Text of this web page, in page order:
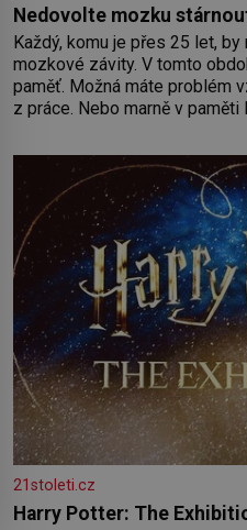
Nedovolte mozku
Každý, komu je přes 25 let,
mozkové závity. V tomto
paměť. Možná máte problém
z práce. Nebo marně v paměti
paměť rozhodla stávkovat.
21stoleti.cz
Harry Potter: The